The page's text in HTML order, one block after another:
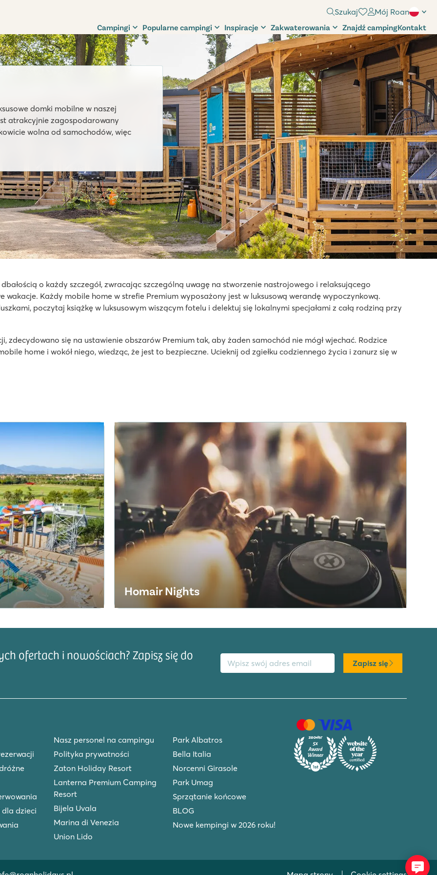
Szukaj Mój Roan
Campingi Popularne campingi Inspiracje Zakwaterowania Znajdź campingKontakt
atrakcyjnie zagospodarowany
wolna od samochodów, więc
Plage
strefie Premium
sur Mer
Plage
szerokiej piaszczystej plaży
o każdy szczegół, zwracając szczególną uwagę na stworzenie nastrojowego i relaksującego
Każdy mobile home w strefie Premium wyposażony jest w luksusową werandę wypoczynkową.
poczytaj książkę w luksusowym wiszącym fotelu i delektuj się lokalnymi specjałami z całą rodziną przy
zdecydowano się na ustawienie obszarów Premium tak, aby żaden samochód nie mógł wjechać. Rodzice
home i wokół niego, wiedząc, że jest to bezpieczne. Ucieknij od zgiełku codziennego życia i zanurz się w
Homair Nights
ofertach i nowościach? Zapisz się do
Adres email
Zapisz się
dla dzieci
Nasz personel na campingu
Polityka prywatności
Zaton Holiday Resort
Lanterna Premium Camping
Resort
Bijela Uvala
Marina di Venezia
Union Lido
Park Albatros
Bella Italia
Norcenni Girasole
Park Umag
Sprzątanie końcowe
BLOG
Nowe kempingi w 2026 roku!